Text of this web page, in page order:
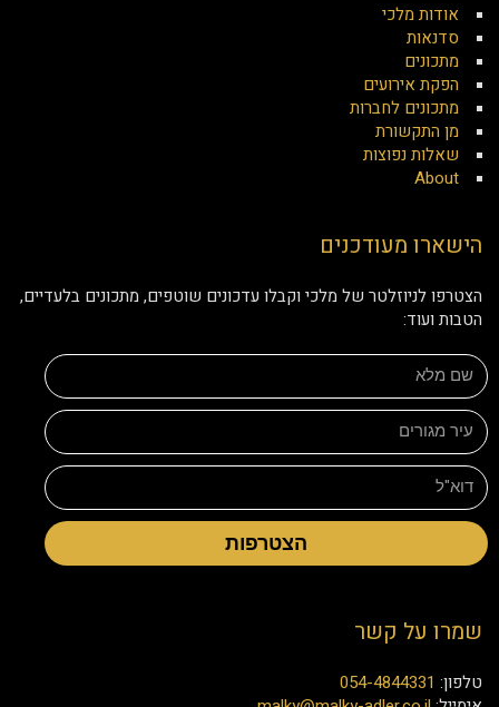
אודות מלכי
סדנאות
מתכונים
הפקת אירועים
מתכונים לחברות
מן התקשורת
שאלות נפוצות
About
הישארו מעודכנים
הצטרפו לניוזלטר של מלכי וקבלו עדכונים שוטפים, מתכונים בלעדיים,
הטבות ועוד:
הצטרפות
שמרו על קשר
טלפון: 054-4844331